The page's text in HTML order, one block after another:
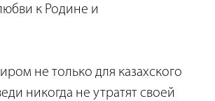
к Родине и
не только для казахского
никогда не утратят своей